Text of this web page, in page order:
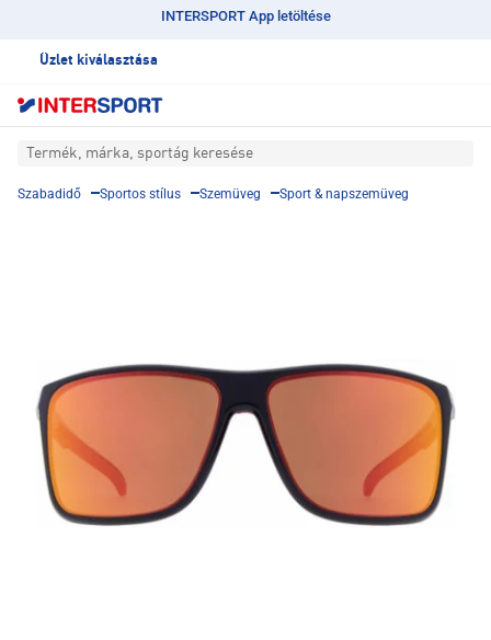
INTERSPORT App letöltése
Üzlet kiválasztása
Termék, márka, sportág keresése
Szabadidő Sportos stílus Szemüveg Sport & napszemüveg